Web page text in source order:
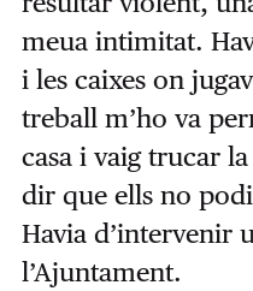
meua intimitat.
i les caixes on
treball m’ho va
casa i vaig trucar
dir que ells no
Havia d’intervenir
l’Ajuntament.